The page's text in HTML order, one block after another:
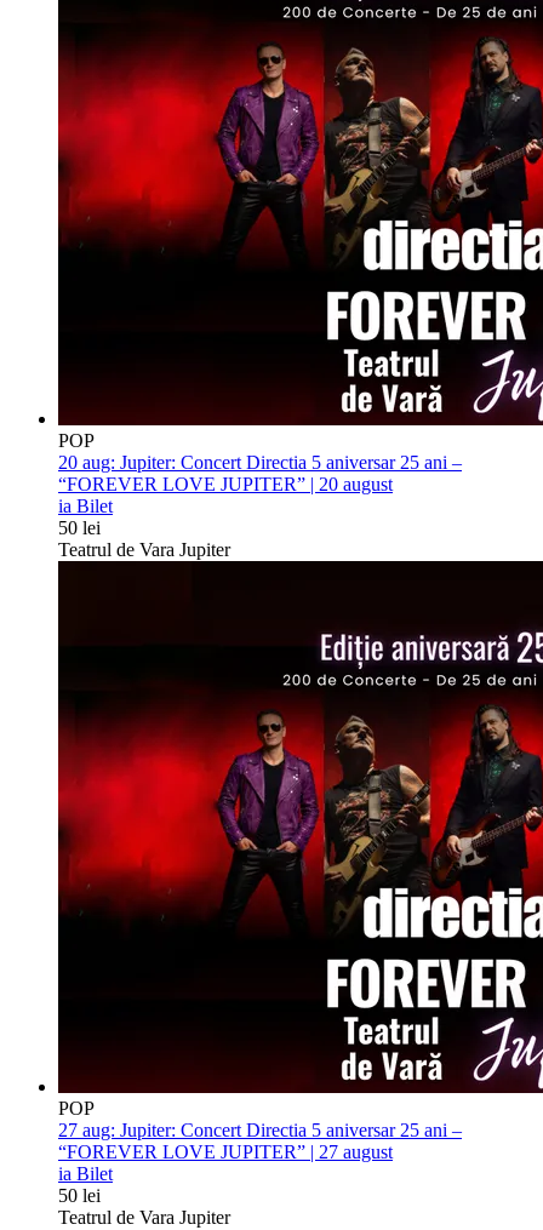
POP
20 aug: Jupiter: Concert Directia 5 aniversar 25 ani –
“FOREVER LOVE JUPITER” | 20 august
ia Bilet
50 lei
Teatrul de Vara Jupiter
POP
27 aug: Jupiter: Concert Directia 5 aniversar 25 ani –
“FOREVER LOVE JUPITER” | 27 august
ia Bilet
50 lei
Teatrul de Vara Jupiter